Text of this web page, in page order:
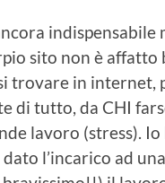
indispensabile
sito non è affatto
trovare in internet,
di tutto, da CHI
lavoro (stress).
l’incarico ad